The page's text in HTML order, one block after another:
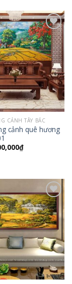
Add to
Wishlist
CẢNH TÂY BẮC
cảnh quê hương
₫
Add to
Wishlist